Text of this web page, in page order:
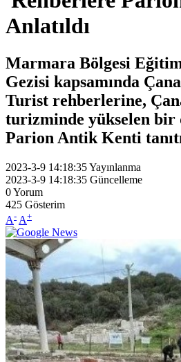
Anlatıldı
Marmara Bölgesi
Gezisi kapsamında
Turist rehberlerine,
turizminde yükselen bir
Parion Antik Kenti
2023-3-9 14:18:35Yayınlanma
2023-3-9 14:18:35 Güncelleme
0Yorum
425 Gösterim
A- A+